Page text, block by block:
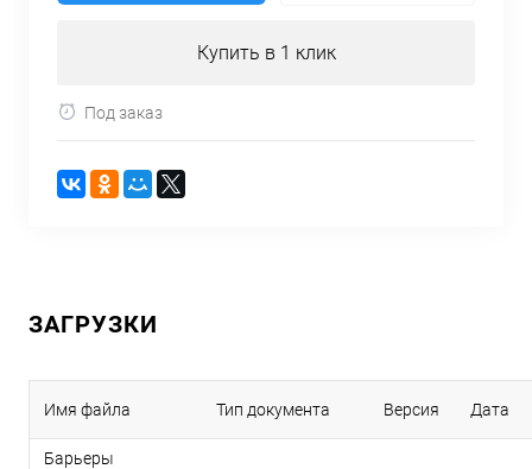
Купить в 1 клик
Под заказ
ЗАГРУЗКИ
Имя файла Тип документа Версия Дата
Барьеры